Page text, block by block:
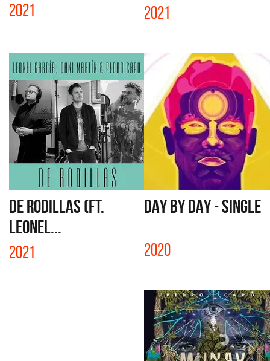
2021 2021
DE RODILLAS (FT.
LEONEL...
2021
DAY BY DAY - SINGLE
2020